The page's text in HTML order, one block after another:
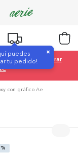
puedes
tu pedido!
×
Mujer|
Comprar
con gráfico Ae